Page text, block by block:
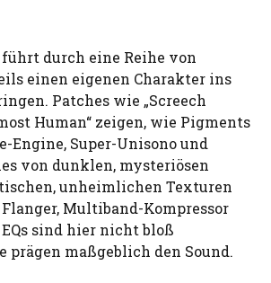
durch eine Reihe von
einen eigenen Charakter ins
Patches wie „Screech
Human“ zeigen, wie Pigments
Engine, Super-Unisono und
von dunklen, mysteriösen
unheimlichen Texturen
Multiband-Kompressor
sind hier nicht bloß
prägen maßgeblich den Sound.